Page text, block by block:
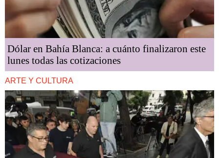
Dólar en Bahía Blanca: a cuánto finalizaron este
lunes todas las cotizaciones
ARTE Y CULTURA